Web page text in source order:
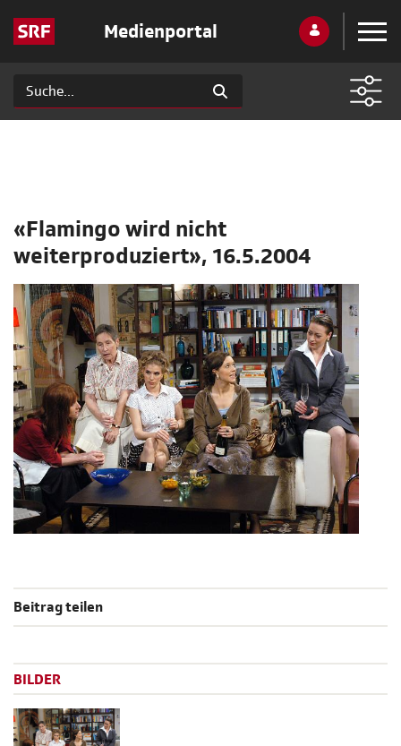
Medienportal
«Flamingo wird nicht
weiterproduziert», 16.5.2004
Beitrag teilen
BILDER